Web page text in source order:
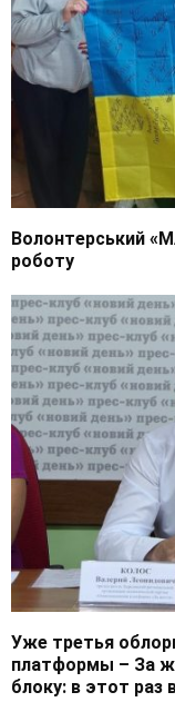
Волонтерський
роботу
Уже третья
платформы – За
блоку: в этот раз